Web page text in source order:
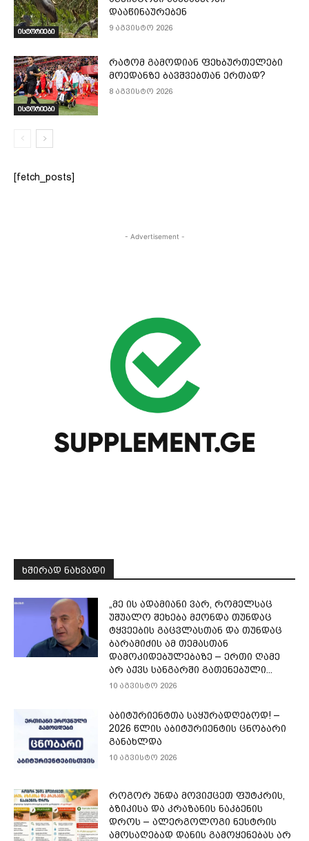
ისტორიები
დააწინაურებენ
9 აგვისტო 2026
ისტორიები
რატომ გამოდიან ფეხბურთელები
მოედანზე ბავშვებთან ერთად?
8 აგვისტო 2026
[fetch_posts]
- Advertisement -
ᲮᲨᲘᲠᲐᲓ ᲜᲐᲮᲕᲐᲓᲘ
„მე ის ადამიანი ვარ, რომელსაც
უშუალო შეხება მქონდა თუნდაც
ტყვეების გაცვლასთან და თუნდაც
ბარამიძის ამ თემასთან
დამოკიდებულებაზე – ერთი ღამე
არ აქვს სანგარში გათენებული...
10 აგვისტო 2026
აბიტურიენტთა საყურადღებოდ! –
2026 წლის აბიტურიენტის ცნობარი
განახლდა
10 აგვისტო 2026
როგორ უნდა მოვიქცეთ ფუტკრის,
ბზიკისა და კრაზანის ნაკბენის
დროს – ალერგოლოგი ნესტრის
ამოსაღებად დანის გამოყენებას არ